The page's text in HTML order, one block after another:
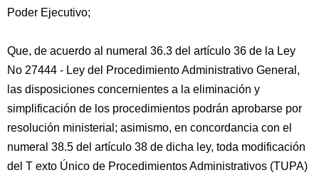
Poder Ejecutivo;
Que, de acuerdo al numeral 36.3 del artículo 36 de la Ley
No 27444 - Ley del Procedimiento Administrativo General,
las disposiciones concernientes a la eliminación y
simplificación de los procedimientos podrán aprobarse por
resolución ministerial; asimismo, en concordancia con el
numeral 38.5 del artículo 38 de dicha ley, toda modificación
del T exto Único de Procedimientos Administrativos (TUPA)